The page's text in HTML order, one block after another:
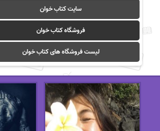
سایت کتاب خوان
فروشگاه کتاب خوان
لیست فروشگاه های کتاب خوان